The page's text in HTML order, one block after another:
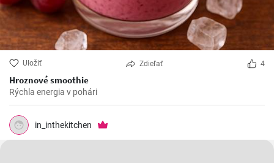
Uložiť Zdieľať 4
Hroznové smoothie
Rýchla energia v pohári
in_inthekitchen